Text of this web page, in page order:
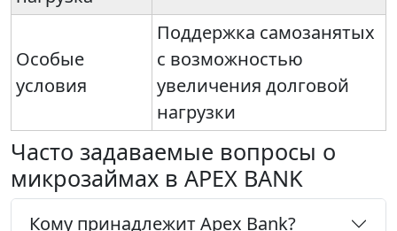
Особые
условия
Поддержка самозанятых
с возможностью
увеличения долговой
нагрузки
Часто задаваемые вопросы о
микрозаймах в APEX BANK
Кому принадлежит Apex Bank?